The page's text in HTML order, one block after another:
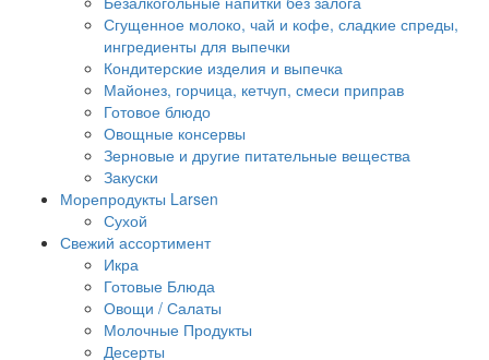
Сгущенное молоко, чай и кофе, сладкие спреды,
ингредиенты для выпечки
Кондитерские изделия и выпечка
Майонез, горчица, кетчуп, смеси приправ
Готовое блюдо
Овощные консервы
Зерновые и другие питательные вещества
Закуски
Морепродукты Larsen
Сухой
Свежий ассортимент
Икра
Готовые Блюда
Овощи / Салаты
Молочные Продукты
Десерты